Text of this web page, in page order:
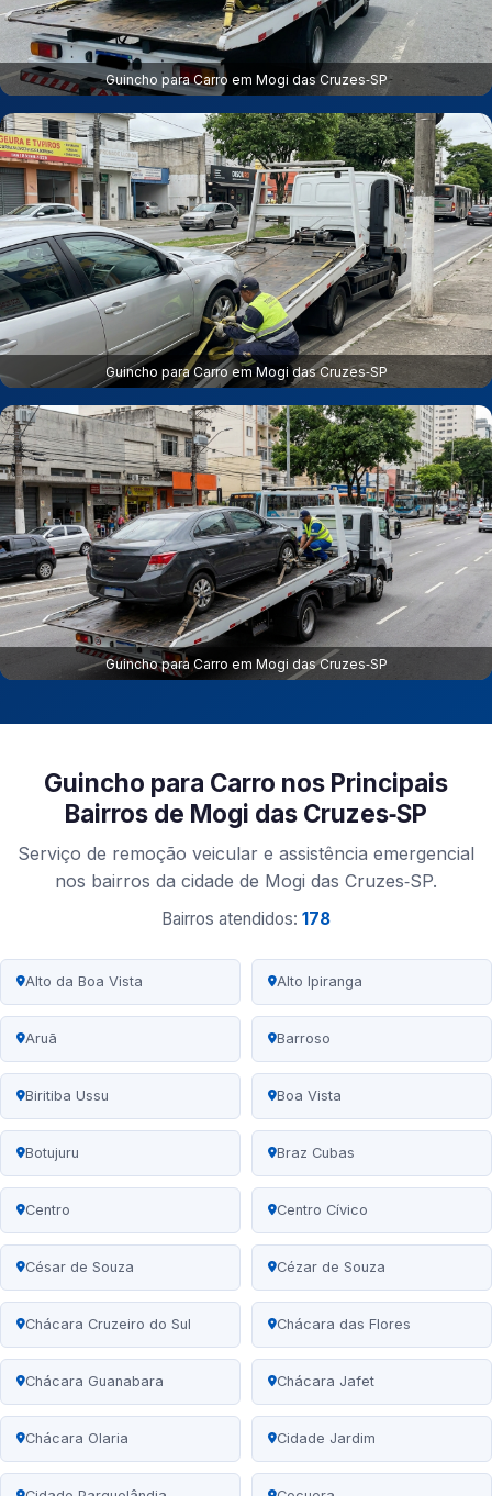
Guincho para Carro em Mogi das Cruzes‑SP
Guincho para Carro em Mogi das Cruzes‑SP
Guincho para Carro em Mogi das Cruzes‑SP
Guincho para Carro nos Principais
Bairros de Mogi das Cruzes‑SP
Serviço de remoção veicular e assistência emergencial
nos bairros da cidade de Mogi das Cruzes‑SP.
Bairros atendidos: 178
Alto da Boa Vista Alto Ipiranga
Aruã Barroso
Biritiba Ussu Boa Vista
Botujuru Braz Cubas
Centro Centro Cívico
César de Souza Cézar de Souza
Chácara Cruzeiro do Sul Chácara das Flores
Chácara Guanabara Chácara Jafet
Chácara Olaria Cidade Jardim